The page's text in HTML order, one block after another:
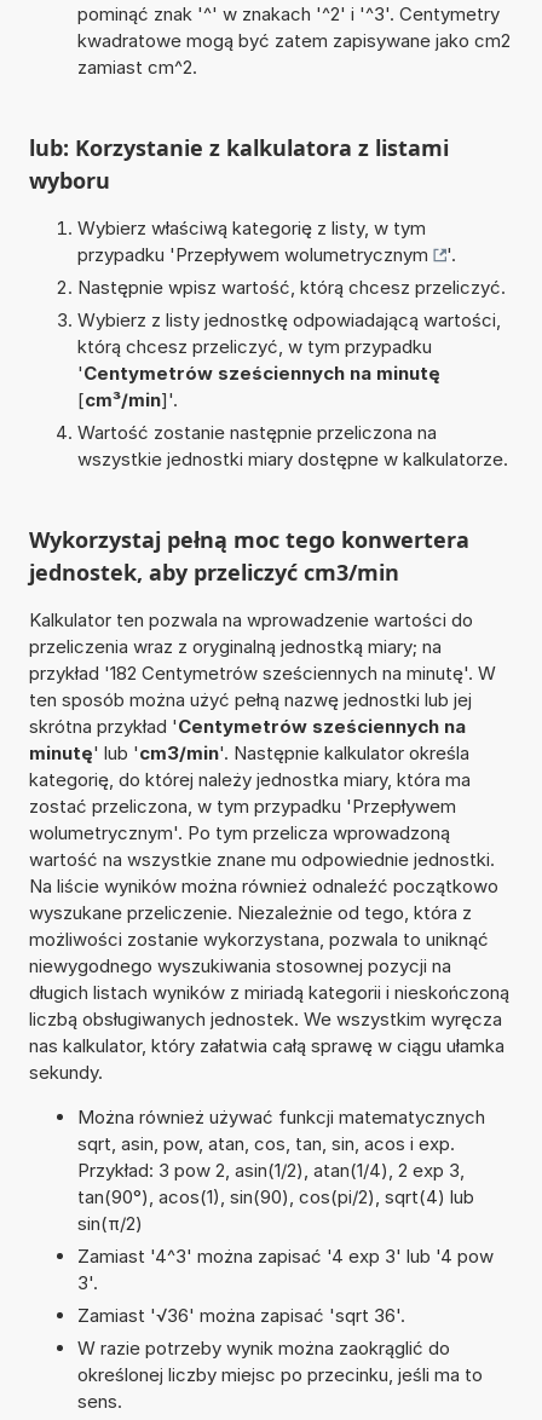
pominąć znak '^' w znakach '^2' i '^3'. Centymetry
kwadratowe mogą być zatem zapisywane jako cm2
zamiast cm^2.
lub: Korzystanie z kalkulatora z listami
wyboru
Wybierz właściwą kategorię z listy, w tym
przypadku 'Przepływem wolumetrycznym
'.
Następnie wpisz wartość, którą chcesz przeliczyć.
Wybierz z listy jednostkę odpowiadającą wartości,
którą chcesz przeliczyć, w tym przypadku
'Centymetrów sześciennych na minutę
[cm³/min]'.
Wartość zostanie następnie przeliczona na
wszystkie jednostki miary dostępne w kalkulatorze.
Wykorzystaj pełną moc tego konwertera
jednostek, aby przeliczyć cm3/min
Kalkulator ten pozwala na wprowadzenie wartości do
przeliczenia wraz z oryginalną jednostką miary; na
przykład '182 Centymetrów sześciennych na minutę'. W
ten sposób można użyć pełną nazwę jednostki lub jej
skrótna przykład 'Centymetrów sześciennych na
minutę' lub 'cm3/min'. Następnie kalkulator określa
kategorię, do której należy jednostka miary, która ma
zostać przeliczona, w tym przypadku 'Przepływem
wolumetrycznym'. Po tym przelicza wprowadzoną
wartość na wszystkie znane mu odpowiednie jednostki.
Na liście wyników można również odnaleźć początkowo
wyszukane przeliczenie. Niezależnie od tego, która z
możliwości zostanie wykorzystana, pozwala to uniknąć
niewygodnego wyszukiwania stosownej pozycji na
długich listach wyników z miriadą kategorii i nieskończoną
liczbą obsługiwanych jednostek. We wszystkim wyręcza
nas kalkulator, który załatwia całą sprawę w ciągu ułamka
sekundy.
Można również używać funkcji matematycznych
sqrt, asin, pow, atan, cos, tan, sin, acos i exp.
Przykład: 3 pow 2, asin(1/2), atan(1/4), 2 exp 3,
tan(90°), acos(1), sin(90), cos(pi/2), sqrt(4) lub
sin(π/2)
Zamiast '4^3' można zapisać '4 exp 3' lub '4 pow
3'.
Zamiast '√36' można zapisać 'sqrt 36'.
W razie potrzeby wynik można zaokrąglić do
określonej liczby miejsc po przecinku, jeśli ma to
sens.